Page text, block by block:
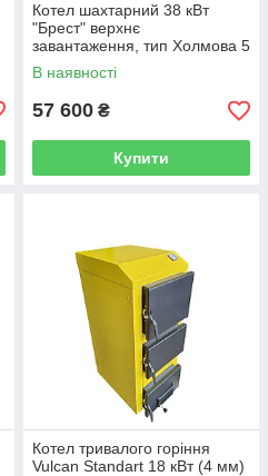
Котел шахтарний 38 кВт
"Брест" верхнє
завантаження, тип Холмова 5
мм
В наявності
57 600 ₴
Купити
Котел тривалого горіння
Vulcan Standart 18 кВт (4 мм)